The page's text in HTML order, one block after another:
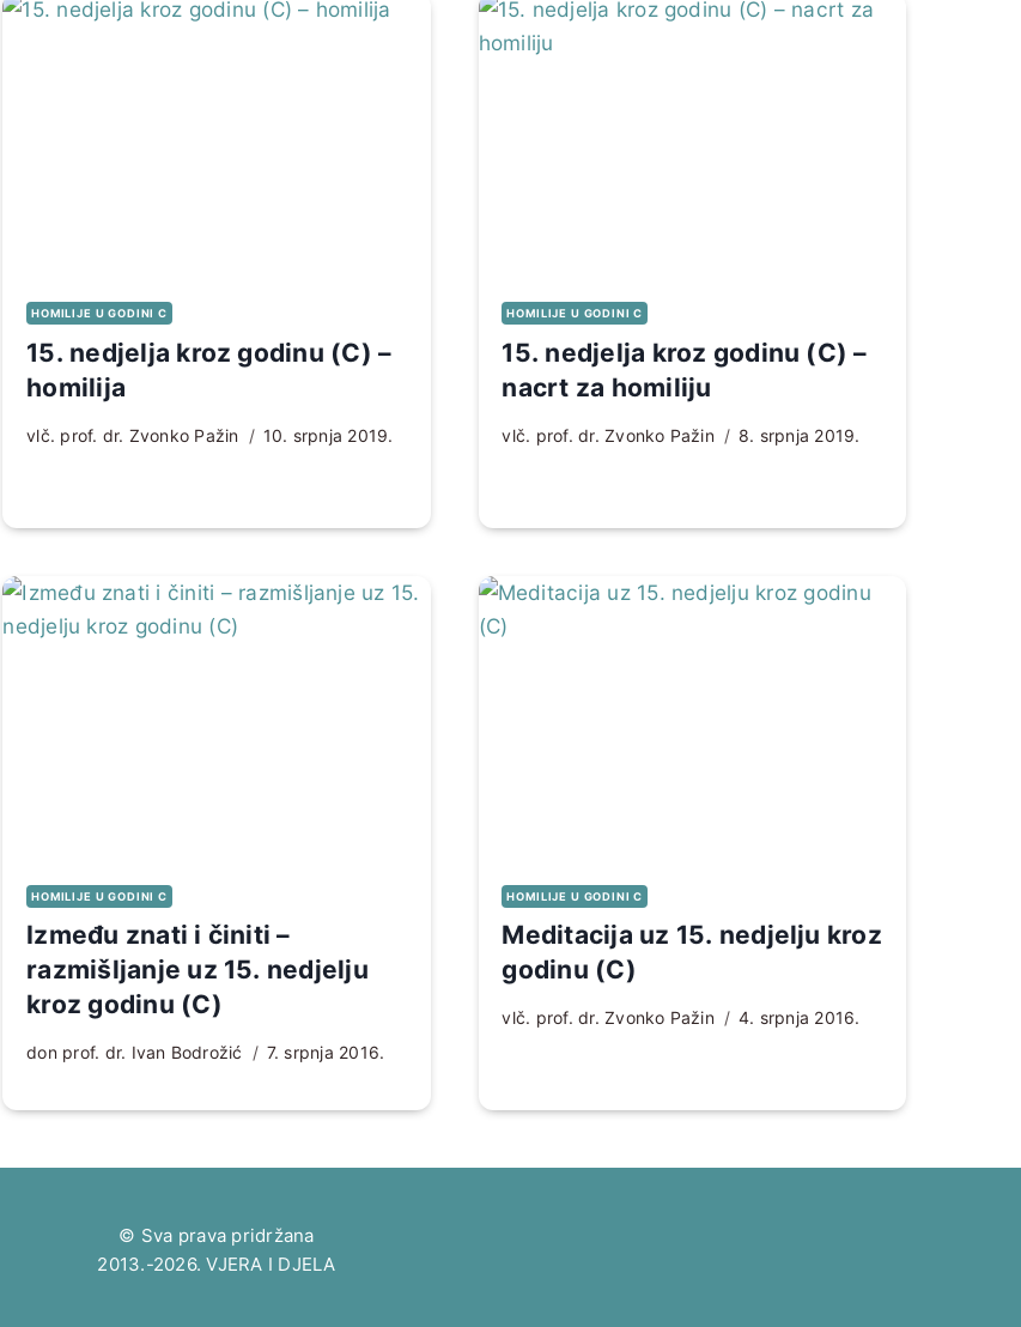
HOMILIJE U GODINI C
15. nedjelja kroz godinu (C) –
homilija
vlč. prof. dr. Zvonko Pažin 10. srpnja 2019.
HOMILIJE U GODINI C
15. nedjelja kroz godinu (C) –
nacrt za homiliju
vlč. prof. dr. Zvonko Pažin 8. srpnja 2019.
HOMILIJE U GODINI C
Između znati i činiti –
razmišljanje uz 15. nedjelju
kroz godinu (C)
don prof. dr. Ivan Bodrožić 7. srpnja 2016.
HOMILIJE U GODINI C
Meditacija uz 15. nedjelju kroz
godinu (C)
vlč. prof. dr. Zvonko Pažin 4. srpnja 2016.
© Sva prava pridržana
2013.-2026. VJERA I DJELA